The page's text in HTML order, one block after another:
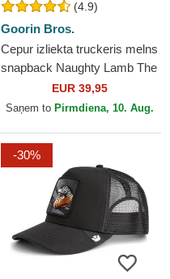
(4.9)
Goorin Bros.
Cepur izliekta truckeris melns
snapback Naughty Lamb The
Farm no Goorin Bros.
EUR 39,95
Saņem to Pirmdiena, 10. Aug.
-30%